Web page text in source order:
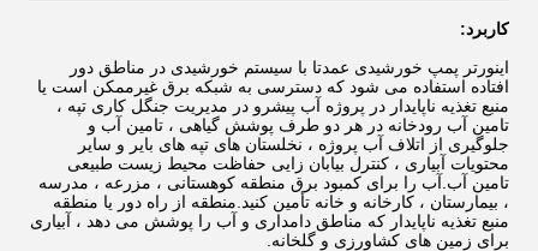
کاربرد:
اینورتر پمپ خورشیدی عمدتا با سیستم خورشیدی در مناطق دور
افتاده استفاده می شود که دسترسی به شبکه برق غیرممکن است یا
منبع تغذیه ناپایدار در پروژه آب پیشرو در مدیریت جنگل کاری تپه ،
تامین آب رودخانه در هر دو طرف پوشش گیاهی ، تامین آب و
جلوگیری از اتلاف آب پروژه ، نخلستان های تپه های بایر و سایر
محتویات آبیاری ، کنترل بیابان زایی حفاظت محیط زیست طبیعی
تامین آب.آب را برای کمبود برق منطقه کوهستانی ، مزرعه ، مدرسه
، بیمارستان ، کارخانه و خانه تأمین کنید.منطقه از راه دور یا منطقه
منبع تغذیه ناپایدار که مناطق دامداری و آب را پوشش می دهد ، آبیاری
برای زمین های کشاورزی و گلخانه.